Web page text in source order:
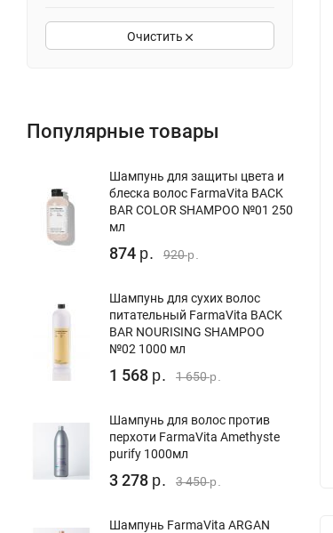
Очистить
Популярные товары
Шампунь для защиты цвета и
блеска волос FarmaVita BACK
BAR COLOR SHAMPOO №01 250
мл
874 р. 920р.
Шампунь для сухих волос
питательный FarmaVita BACK
BAR NOURISING SHAMPOO
№02 1000 мл
1 568 р. 1 650р.
Шампунь для волос против
перхоти FarmaVita Amethyste
purify 1000мл
3 278 р. 3 450р.
Шампунь FarmaVita ARGAN